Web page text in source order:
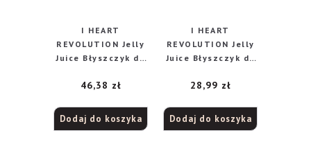
I HEART
REVOLUTION Jelly
Juice Błyszczyk do
46,38 zł
Dodaj do koszyka
I HEART
REVOLUTION Jelly
Juice Błyszczyk do
28,99 zł
Dodaj do koszyka